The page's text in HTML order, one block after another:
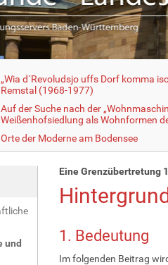
„Wia d´Revoludsjo uffs Dorf komma
Remstal (1968-1977)
Auf der Suche nach der
Weißenhofsiedlung als Wohnformen
Orte der Moderne am Bodensee
und
Eine Grenzübertretung
1. Bedeutung
Im folgenden Beitrag